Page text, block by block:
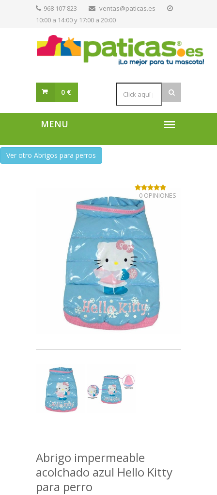
968 107 823
ventas@paticas.es
10:00 a 14:00 y 17:00 a 20:00
0 €
Ver otro Abrigos para perros
Abrigo impermeable
acolchado azul Hello Kitty
para perro
0 OPINIONES